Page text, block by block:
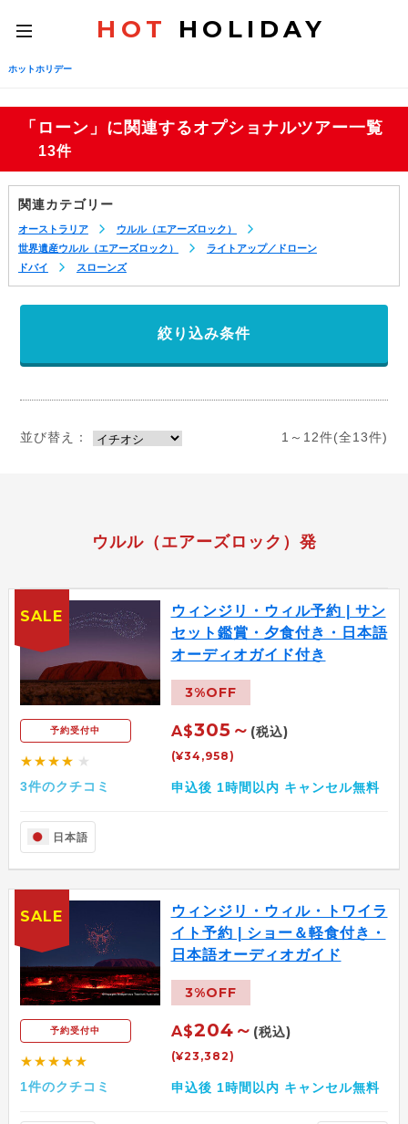
toggle
navigation
HOT HOLIDAY
ホットホリデー
「ローン」に関連するオプショナルツアー一覧
13件
関連カテゴリー
オーストラリア
ウルル（エアーズロック）
世界遺産ウルル（エアーズロック）
ライトアップ／ドローン
ドバイ
スローンズ
絞り込み条件
並び替え： 1～12件(全13件)
ウルル（エアーズロック）発
予約受付中
★★★★ ★
3件のクチコミ
ウィンジリ・ウィル予約 | サン
セット鑑賞・夕食付き・日本語
オーディオガイド付き
3%OFF
A$305～ (税込)
(¥34,958)
申込後 1時間以内 キャンセル無料
日本語
SALE
予約受付中
★★★★★
1件のクチコミ
ウィンジリ・ウィル・トワイラ
イト予約 | ショー＆軽食付き・
日本語オーディオガイド
3%OFF
A$204～ (税込)
(¥23,382)
申込後 1時間以内 キャンセル無料
SALE